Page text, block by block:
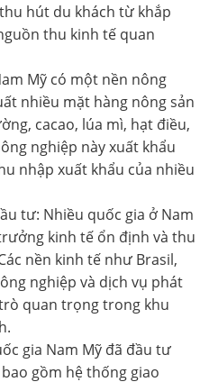
hút du khách từ khắp
thu kinh tế quan
Mỹ có một nền nông
nhiều mặt hàng nông sản
cacao, lúa mì, hạt điều,
nghiệp này xuất khẩu
nhập xuất khẩu của nhiều
tư: Nhiều quốc gia ở Nam
kinh tế ổn định và thu
nền kinh tế như Brasil,
nghiệp và dịch vụ phát
quan trọng trong khu
gia Nam Mỹ đã đầu tư
gồm hệ thống giao